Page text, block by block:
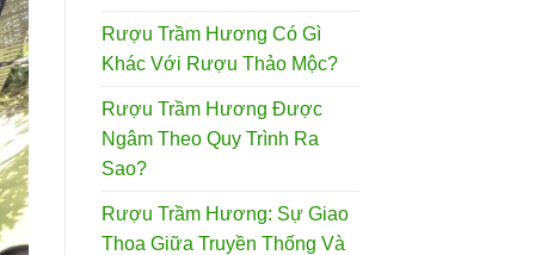
Rượu Trầm Hương Có Gì
Khác Với Rượu Thảo Mộc?
Rượu Trầm Hương Được
Ngâm Theo Quy Trình Ra
Sao?
Rượu Trầm Hương: Sự Giao
Thoa Giữa Truyền Thống Và